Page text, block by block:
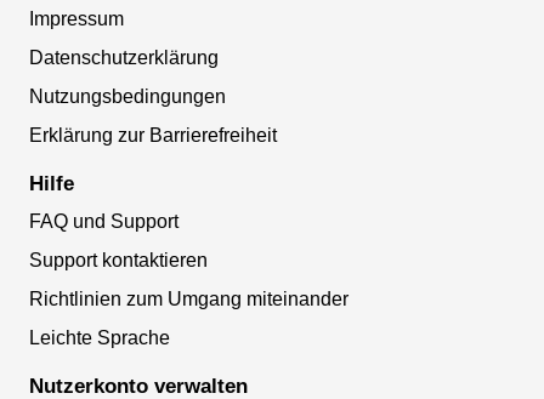
Impressum
Datenschutzerklärung
Nutzungsbedingungen
Erklärung zur Barrierefreiheit
Hilfe
FAQ und Support
Support kontaktieren
Richtlinien zum Umgang miteinander
Leichte Sprache
Nutzerkonto verwalten